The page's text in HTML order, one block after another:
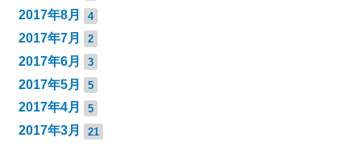
2017年8月 4
2017年7月 2
2017年6月 3
2017年5月 5
2017年4月 5
2017年3月 21